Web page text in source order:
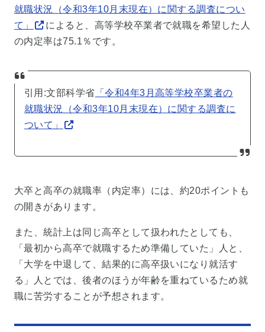
就職状況（令和3年10月末現在）に関する調査につい
て」
によると、高等学校卒業者で就職を希望した人
の内定率は75.1％です。
引用:文部科学省 「令和4年3月高等学校卒業者の
就職状況（令和3年10月末現在）に関する調査に
ついて」
大卒と高卒の就職率（内定率）には、約20ポイントも
の開きがあります。
また、統計上は同じ高卒として扱われたとしても、
「最初から高卒で就職するため準備していた」人と、
「大学を中退して、結果的に高卒扱いになり就活す
る」人とでは、後者のほうが年齢を重ねているため就
職に苦労することが予想されます。